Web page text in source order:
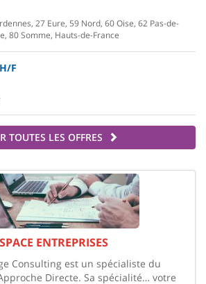
27 Eure, 59 Nord, 60 Oise, 62 Pas-de-
80 Somme, Hauts-de-France
F
TOUTES LES OFFRES
ENTREPRISES
Consulting est un spécialiste du
Directe. Sa spécialité… votre